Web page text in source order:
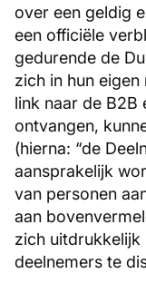
over een geldig
een officiële
gedurende de
zich in hun
link naar de B2B
ontvangen,
(hierna: “de
aansprakelijk
van personen
aan
zich
deelnemers te